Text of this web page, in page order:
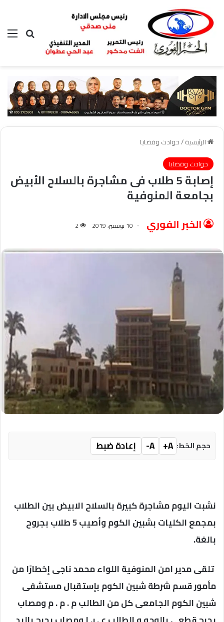
بحث عن
الرئيسية/حوادث وقضايا
حوادث وقضايا
إصابة 5 طلاب فى مشاجرة بالسلاح الأبيض
بجامعة المنوفية
الخبر الفوري 10 نوفمبر، 2019 2
حجم الخط: A+
A- إعادة ضبط
نشبت اليوم مشاجرة كبيرة بالسلاح الابيض بين الطلاب
بمجمع الكليات بشبين الكوم وأصيب 5 طلاب بجروح
بالغة.
تلقى مدير امن المنوفية اللواء محمد ناجى إخطارًا من
مأمور قسم شرطة شبين الكوم بإستقبال مستشفى
شبين الكوم الجامعى كل من الطالب م . م . م ومصاب